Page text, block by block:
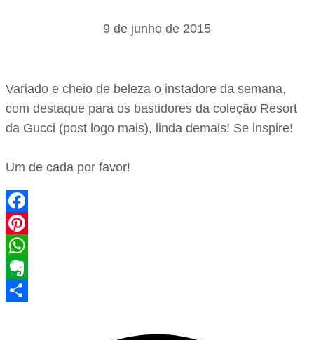
9 de junho de 2015
Variado e cheio de beleza o instadore da semana,
com destaque para os bastidores da coleção Resort
da Gucci (post logo mais), linda demais! Se inspire!
Um de cada por favor!
Facebook
Pinterest
WhatsApp
Evernote